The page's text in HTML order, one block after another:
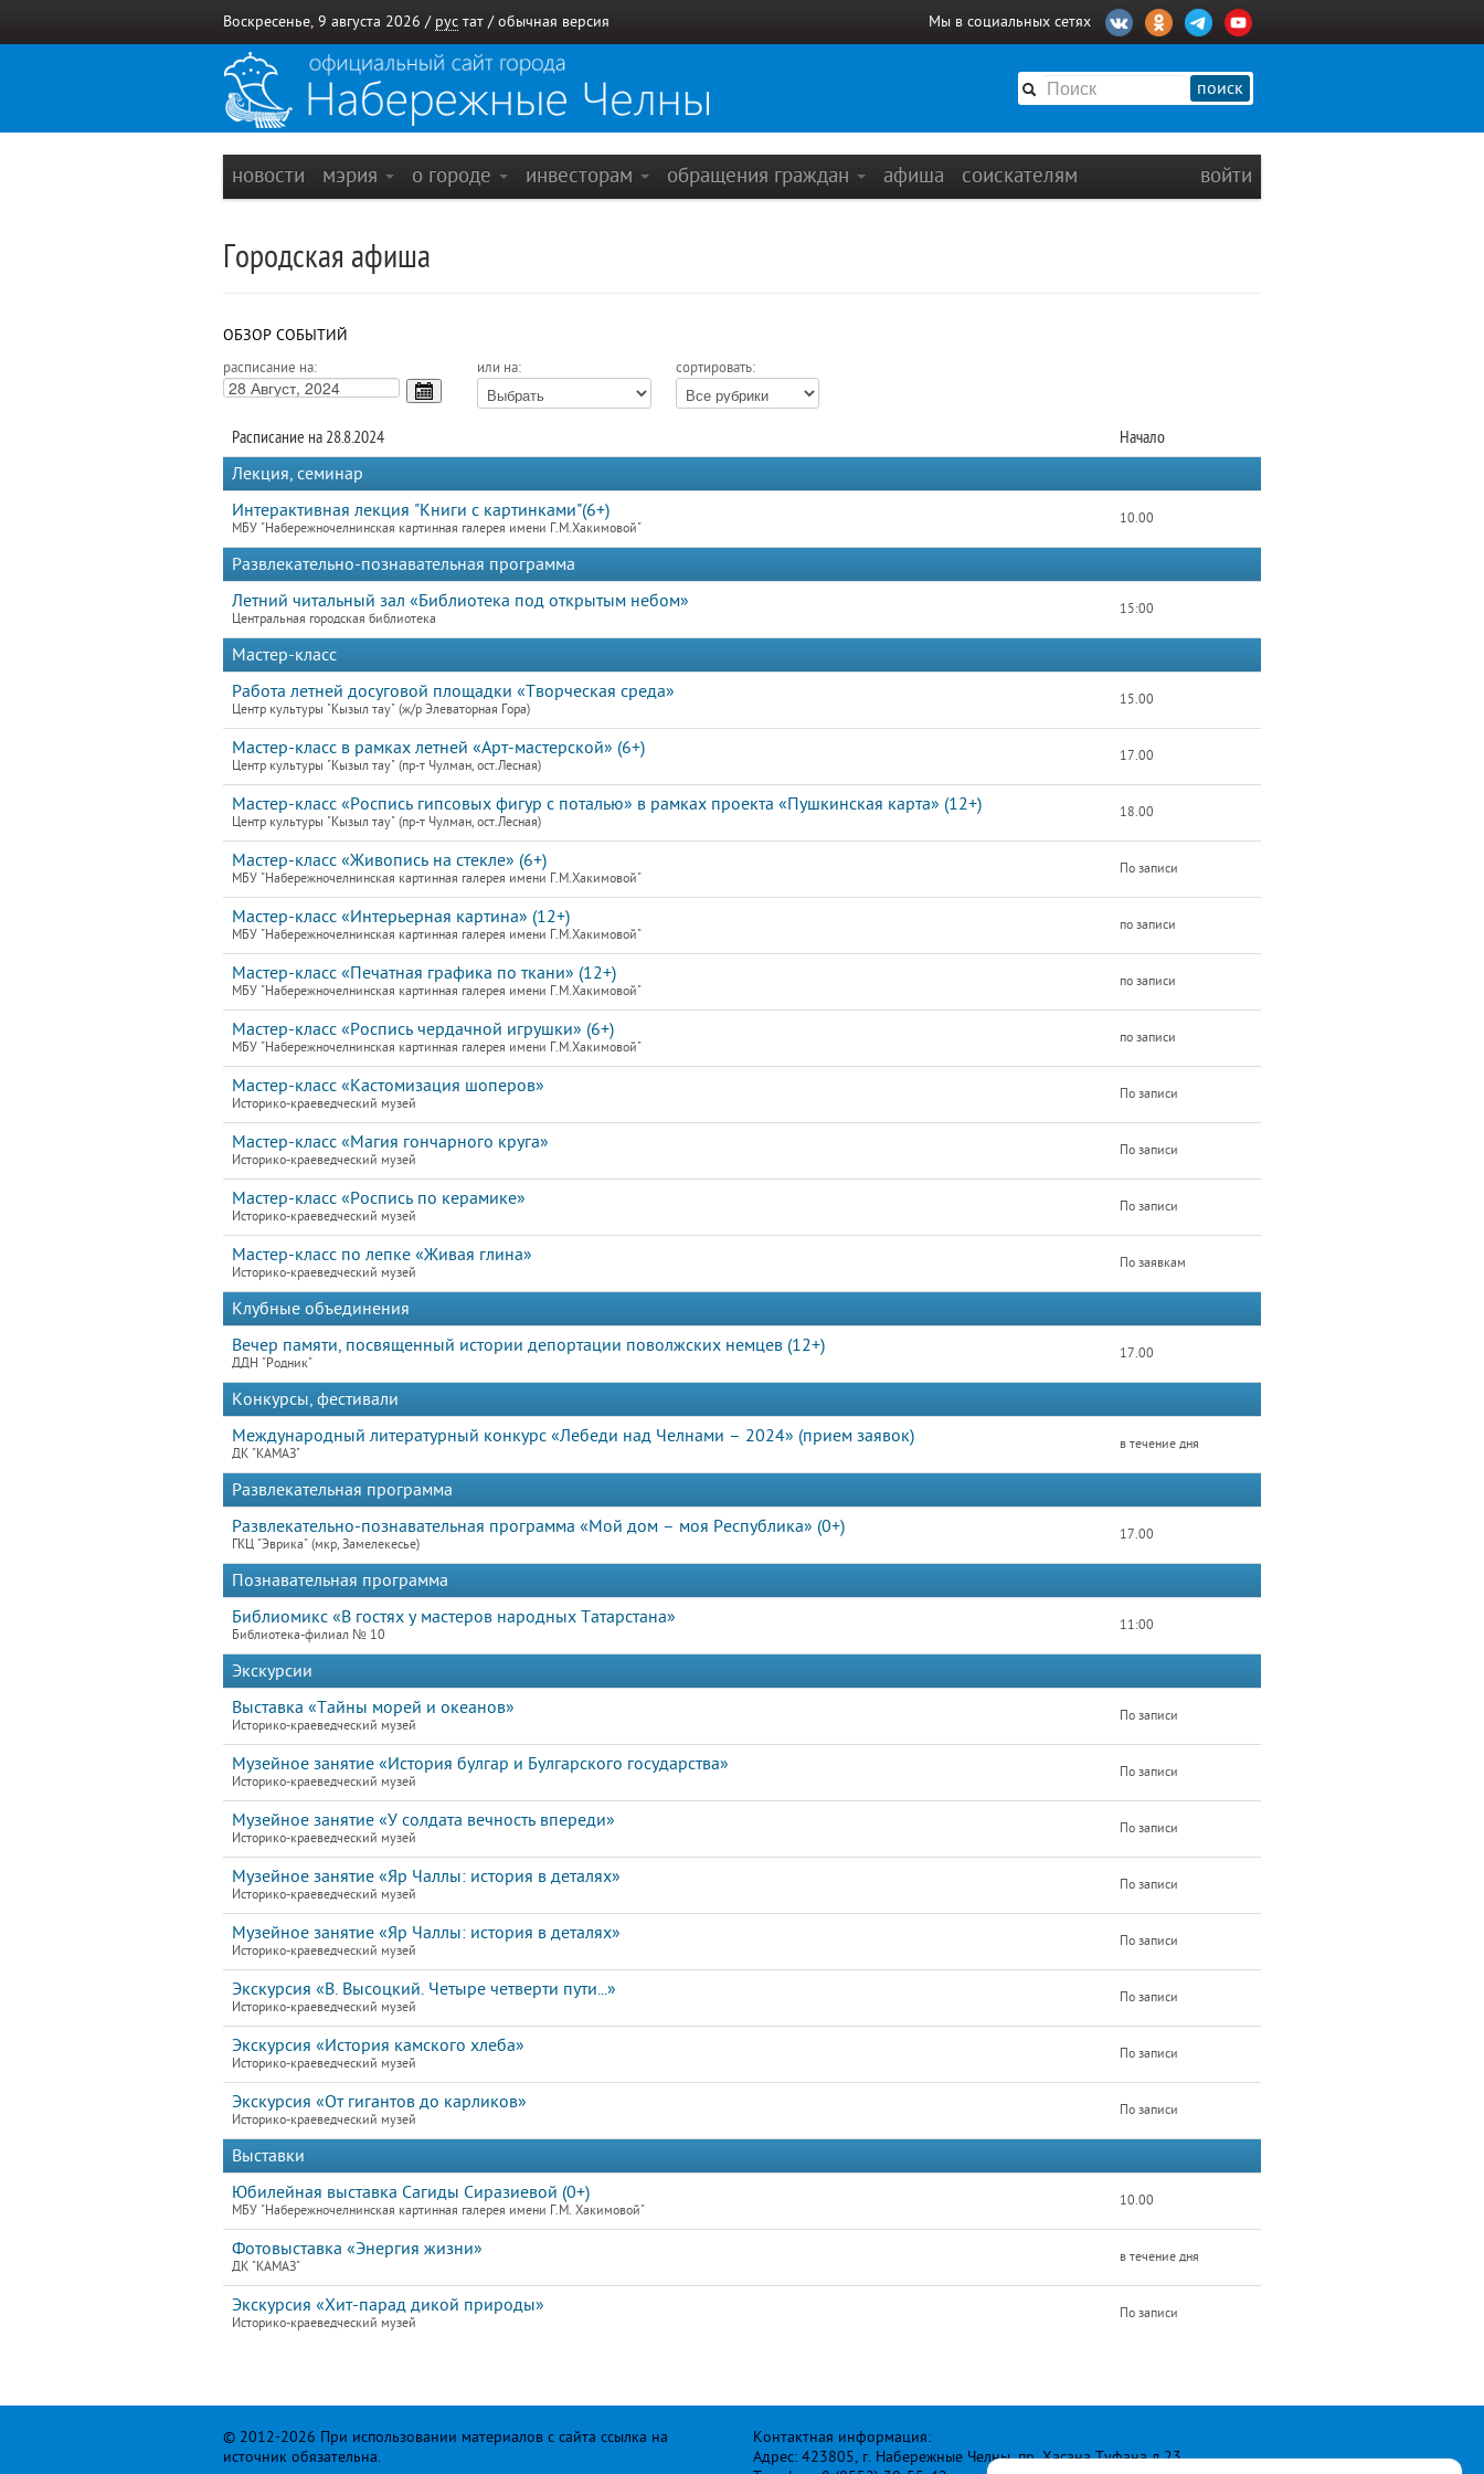
Воскресенье, 9 августа 2026 / рус тат / обычная версия Мы в социальных сетях
поиск
новости мэрия о городе инвесторам обращения граждан афиша соискателям войти
Городская афиша
ОБЗОР СОБЫТИЙ
расписание на: или на: сортировать:
Расписание на 28.8.2024
Начало
Лекция, семинар
Интерактивная лекция "Книги с картинками"(6+)
МБУ "Набережночелнинская картинная галерея имени Г.М.Хакимовой"
10.00
Развлекательно-познавательная программа
Летний читальный зал «Библиотека под открытым небом»
Центральная городская библиотека
15:00
Мастер-класс
Работа летней досуговой площадки «Творческая среда»
Центр культуры "Кызыл тау" (ж/р Элеваторная Гора)
15.00
Мастер-класс в рамках летней «Арт-мастерской» (6+)
Центр культуры "Кызыл тау" (пр-т Чулман, ост.Лесная)
17.00
Мастер-класс «Роспись гипсовых фигур с поталью» в рамках проекта «Пушкинская карта» (12+)
Центр культуры "Кызыл тау" (пр-т Чулман, ост.Лесная)
18.00
Мастер-класс «Живопись на стекле» (6+)
МБУ "Набережночелнинская картинная галерея имени Г.М.Хакимовой"
По записи
Мастер-класс «Интерьерная картина» (12+)
МБУ "Набережночелнинская картинная галерея имени Г.М.Хакимовой"
по записи
Мастер-класс «Печатная графика по ткани» (12+)
МБУ "Набережночелнинская картинная галерея имени Г.М.Хакимовой"
по записи
Мастер-класс «Роспись чердачной игрушки» (6+)
МБУ "Набережночелнинская картинная галерея имени Г.М.Хакимовой"
по записи
Мастер-класс «Кастомизация шоперов»
Историко-краеведческий музей
По записи
Мастер-класс «Магия гончарного круга»
Историко-краеведческий музей
По записи
Мастер-класс «Роспись по керамике»
Историко-краеведческий музей
По записи
Мастер-класс по лепке «Живая глина»
Историко-краеведческий музей
По заявкам
Клубные объединения
Вечер памяти, посвященный истории депортации поволжских немцев (12+)
ДДН "Родник"
17.00
Конкурсы, фестивали
Международный литературный конкурс «Лебеди над Челнами – 2024» (прием заявок)
ДК "КАМАЗ"
в течение дня
Развлекательная программа
Развлекательно-познавательная программа «Мой дом – моя Республика» (0+)
ГКЦ "Эврика" (мкр, Замелекесье)
17.00
Познавательная программа
Библиомикс «В гостях у мастеров народных Татарстана»
Библиотека-филиал № 10
11:00
Экскурсии
Выставка «Тайны морей и океанов»
Историко-краеведческий музей
По записи
Музейное занятие «История булгар и Булгарского государства»
Историко-краеведческий музей
По записи
Музейное занятие «У солдата вечность впереди»
Историко-краеведческий музей
По записи
Музейное занятие «Яр Чаллы: история в деталях»
Историко-краеведческий музей
По записи
Музейное занятие «Яр Чаллы: история в деталях»
Историко-краеведческий музей
По записи
Экскурсия «В. Высоцкий. Четыре четверти пути...»
Историко-краеведческий музей
По записи
Экскурсия «История камского хлеба»
Историко-краеведческий музей
По записи
Экскурсия «От гигантов до карликов»
Историко-краеведческий музей
По записи
Выставки
Юбилейная выставка Сагиды Сиразиевой (0+)
МБУ "Набережночелнинская картинная галерея имени Г.М. Хакимовой"
10.00
Фотовыставка «Энергия жизни»
ДК "КАМАЗ"
в течение дня
Экскурсия «Хит-парад дикой природы»
Историко-краеведческий музей
По записи
© 2012-2026 При использовании материалов с сайта ссылка на
источник обязательна.
Контактная информация:
Адрес: 423805, г. Набережные Челны, пр. Хасана Туфана д.23